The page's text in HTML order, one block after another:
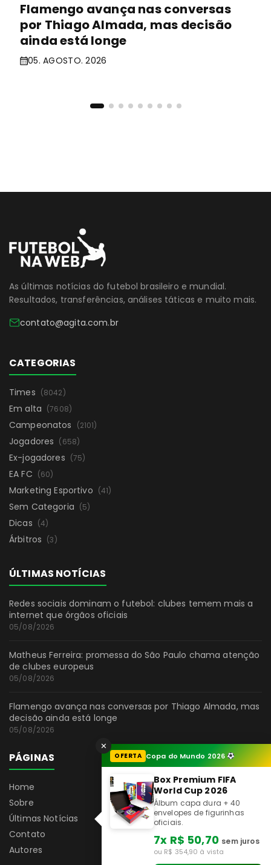
Flamengo avança nas conversas
por Thiago Almada, mas decisão
ainda está longe
05. AGOSTO. 2026
✕
OFERTA Copa do Mundo 2026
Box Premium FIFA
World Cup 2026
Álbum capa dura + 40
envelopes de figurinhas
oficiais.
7x R$ 50,70 sem juros
ou R$ 354,90 à vista
As últimas notícias do futebol brasileiro e mundial.
Resultados, transferências, análises táticas e muito mais.
contato@agita.com.br
CATEGORIAS
Times (8042)
Em alta (7608)
Campeonatos (2101)
Jogadores (658)
Ex-jogadores (75)
EA FC (60)
Marketing Esportivo (41)
Sem Categoria (5)
Dicas (4)
Árbitros (3)
ÚLTIMAS NOTÍCIAS
Redes sociais dominam o futebol: clubes temem mais a
internet que órgãos oficiais
05/08/2026
Matheus Ferreira: promessa do São Paulo chama atenção
de clubes europeus
05/08/2026
Flamengo avança nas conversas por Thiago Almada, mas
decisão ainda está longe
05/08/2026
PÁGINAS
Home
Sobre
Últimas Notícias
Contato
Autores